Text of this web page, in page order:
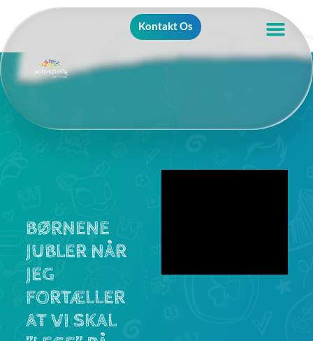
Kontakt Os
BØRNENE
JUBLER NÅR
JEG
FORTÆLLER
AT VI SKAL